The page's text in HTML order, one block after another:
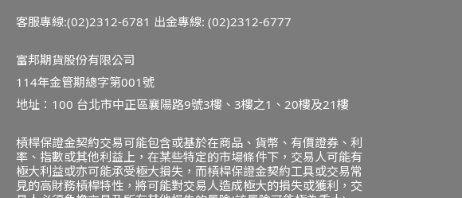
客服專線:(02)2312-6781 出金專線: (02)2312-6777
富邦期貨股份有限公司
114年金管期總字第001號
地址：100 台北市中正區襄陽路9號3樓、3樓之1、20樓及21樓
槓桿保證金契約交易可能包含或基於在商品、貨幣、有價證券、利
率、指數或其他利益上，在某些特定的市場條件下，交易人可能有
極大利益或亦可能承受極大損失，而槓桿保證金契約工具或交易常
見的高財務槓桿特性，將可能對交易人造成極大的損失或獲利，交